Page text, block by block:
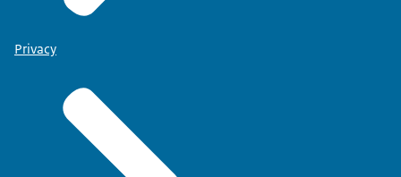
Privacy